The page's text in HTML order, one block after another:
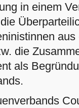
in einem
die
als